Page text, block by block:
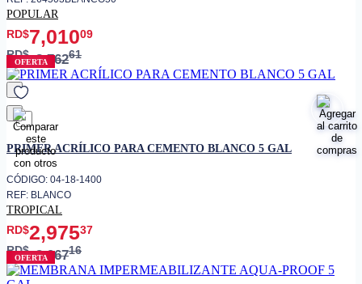
POPULAR
RD$7,01009
RD$8,76261
OFERTA
favorito
PRIMER ACRÍLICO PARA CEMENTO BLANCO 5 GAL
CÓDIGO: 04-18-1400
REF: BLANCO
TROPICAL
RD$2,97537
RD$3,96716
OFERTA